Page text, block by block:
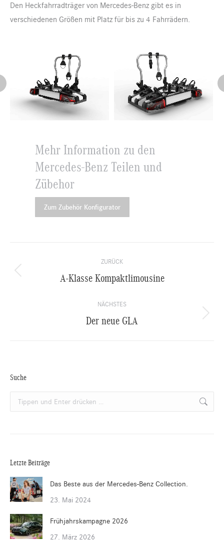
Den Heckfahrradträger von Mercedes-Benz gibt es in
verschiedenen Größen mit Platz für bis zu 4 Fahrrädern.
Mehr Information zu den
Mercedes-Benz Teilen und
Zübehor
Zum Zubehör Konfigurator
Kommentarnavigation
ZURÜCK
Vorheriger
A-Klasse Kompaktlimousine
NÄCHSTES
Nächster
Der neue GLA
Suche
Search:
Letzte Beiträge
Das Beste aus der Mercedes-Benz Collection.
23. Mai 2024
Frühjahrskampagne 2026
27. März 2026